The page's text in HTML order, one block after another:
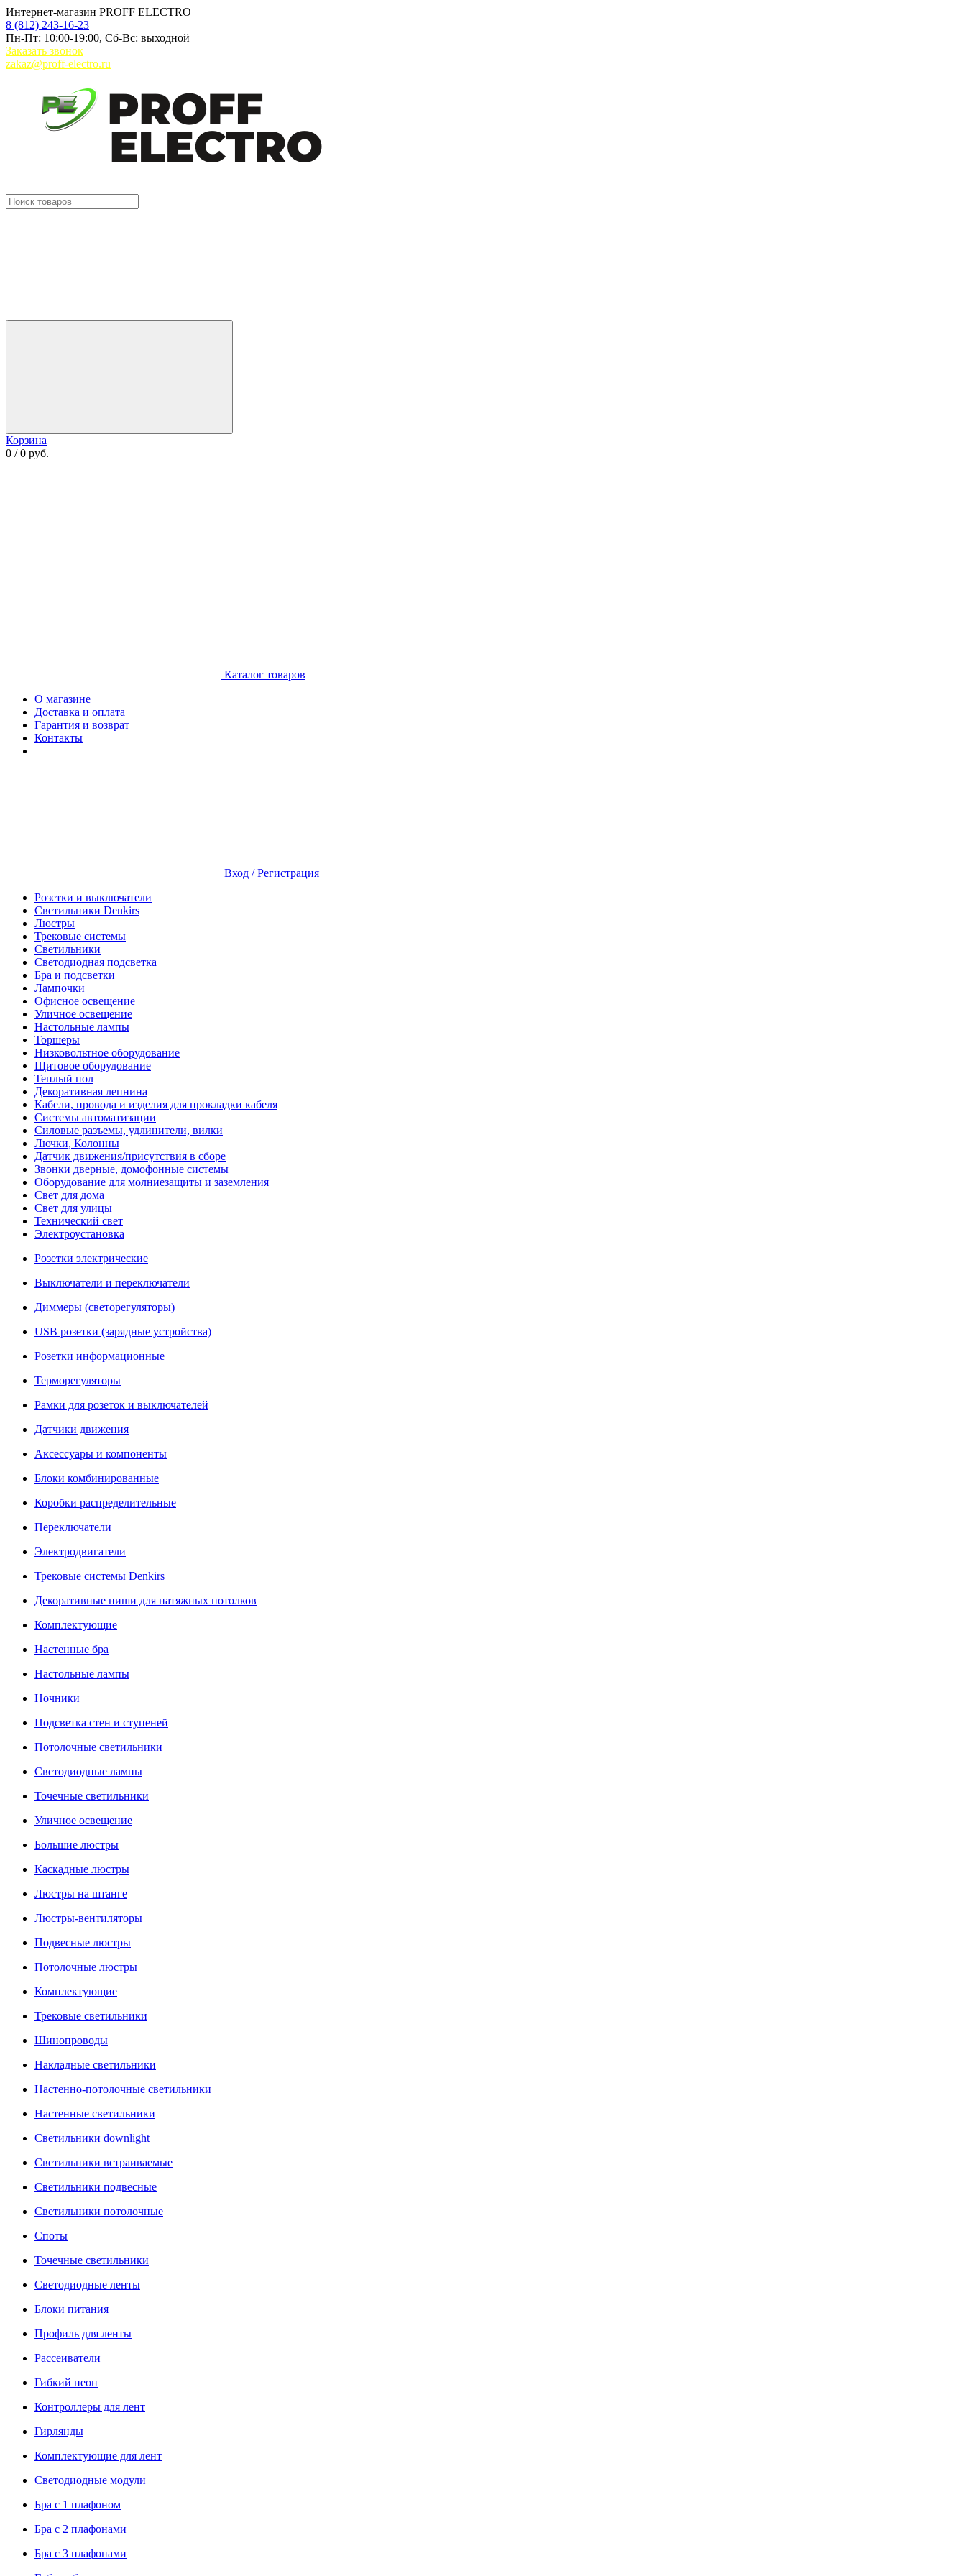
Интернет-магазин PROFF ELECTRO
8 (812) 243-16-23
Пн-Пт: 10:00-19:00, Сб-Вс: выходной
Заказать звонок
zakaz@proff-electro.ru
Корзина
0 / 0 руб.
Каталог товаров
О магазине
Доставка и оплата
Гарантия и возврат
Контакты
Вход / Регистрация
Розетки и выключатели
Светильники Denkirs
Люстры
Трековые системы
Светильники
Светодиодная подсветка
Бра и подсветки
Лампочки
Офисное освещение
Уличное освещение
Настольные лампы
Торшеры
Низковольтное оборудование
Щитовое оборудование
Теплый пол
Декоративная лепнина
Кабели, провода и изделия для прокладки кабеля
Системы автоматизации
Силовые разъемы, удлинители, вилки
Лючки, Колонны
Датчик движения/присутствия в сборе
Звонки дверные, домофонные системы
Оборудование для молниезащиты и заземления
Свет для дома
Свет для улицы
Технический свет
Электроустановка
Розетки электрические
Выключатели и переключатели
Диммеры (светорегуляторы)
USB розетки (зарядные устройства)
Розетки информационные
Терморегуляторы
Рамки для розеток и выключателей
Датчики движения
Аксессуары и компоненты
Блоки комбинированные
Коробки распределительные
Переключатели
Электродвигатели
Трековые системы Denkirs
Декоративные ниши для натяжных потолков
Комплектующие
Настенные бра
Настольные лампы
Ночники
Подсветка стен и ступеней
Потолочные светильники
Светодиодные лампы
Точечные светильники
Уличное освещение
Большие люстры
Каскадные люстры
Люстры на штанге
Люстры-вентиляторы
Подвесные люстры
Потолочные люстры
Комплектующие
Трековые светильники
Шинопроводы
Накладные светильники
Настенно-потолочные светильники
Настенные светильники
Светильники downlight
Светильники встраиваемые
Светильники подвесные
Светильники потолочные
Споты
Точечные светильники
Светодиодные ленты
Блоки питания
Профиль для ленты
Рассеиватели
Гибкий неон
Контроллеры для лент
Гирлянды
Комплектующие для лент
Светодиодные модули
Бра с 1 плафоном
Бра с 2 плафонами
Бра с 3 плафонами